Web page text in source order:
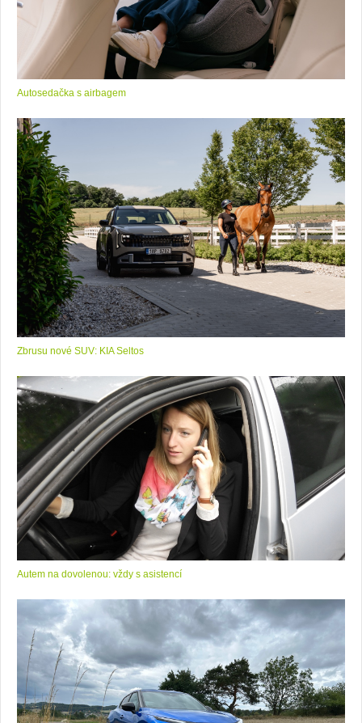
Autosedačka s airbagem
Zbrusu nové SUV: KIA Seltos
Autem na dovolenou: vždy s asistencí